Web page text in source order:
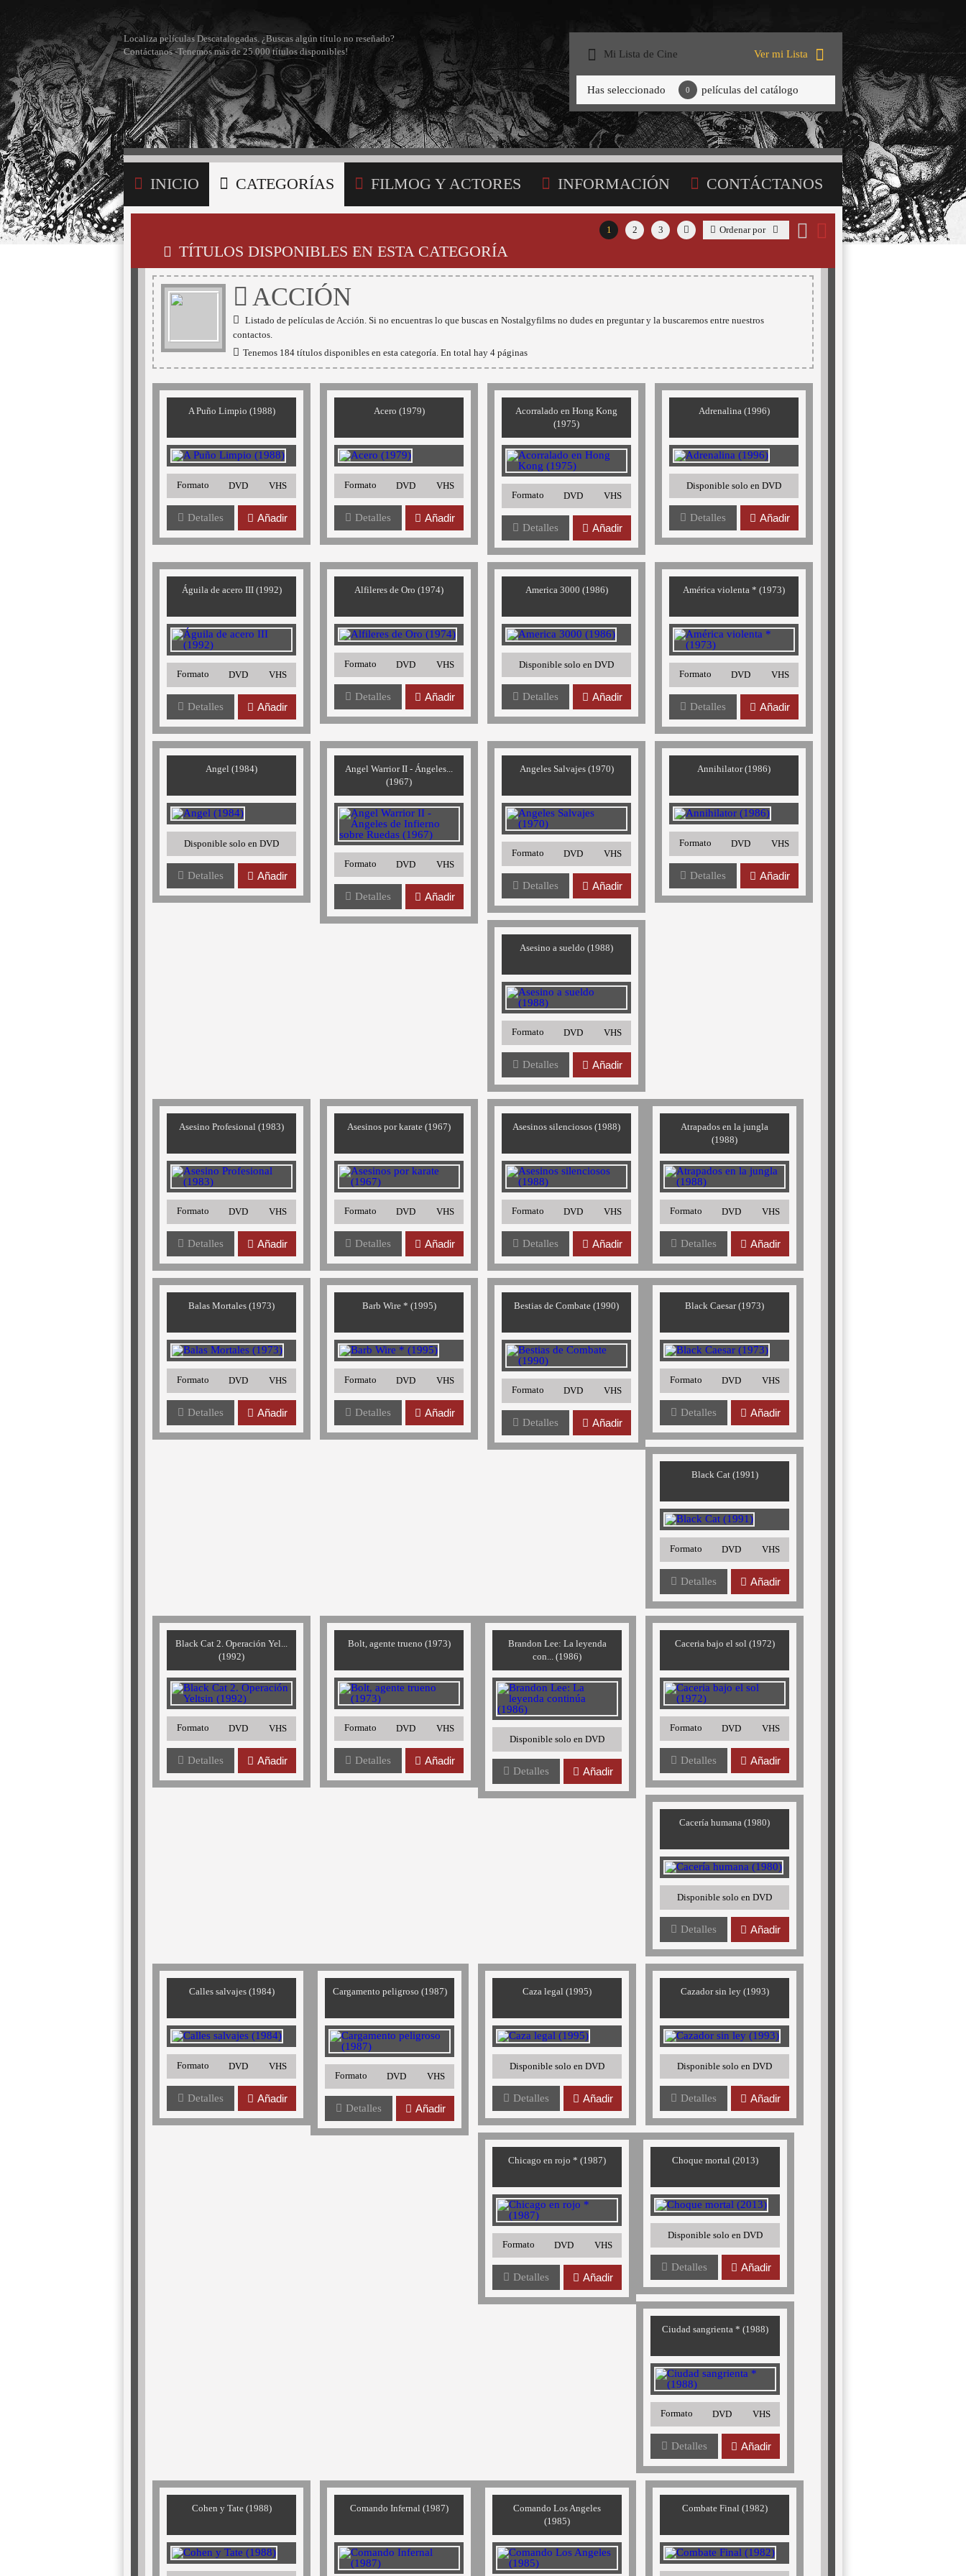
Localiza películas Descatalogadas. ¿Buscas algún título no reseñado?
Contáctanos -Tenemos más de 25.000 títulos disponibles!
Mi Lista de Cine Ver mi Lista
Has seleccionado 0 películas del catálogo
INICIO CATEGORÍAS FILMOG Y ACTORES INFORMACIÓN CONTÁCTANOS
1 2 3 Ordenar por
TÍTULOS DISPONIBLES EN ESTA CATEGORÍA
ACCIÓN
Listado de películas de Acción. Si no encuentras lo que buscas en Nostalgyfilms no dudes en preguntar y la buscaremos entre nuestros
contactos.
Tenemos 184 títulos disponibles en esta categoría. En total hay 4 páginas
A Puño Limpio (1988)
Formato DVD VHS
Detalles Añadir
Acero (1979)
Formato DVD VHS
Detalles Añadir
Acorralado en Hong Kong
(1975)
Formato DVD VHS
Detalles Añadir
Adrenalina (1996)
Disponible solo en DVD
Detalles Añadir
Águila de acero III (1992)
Formato DVD VHS
Detalles Añadir
Alfileres de Oro (1974)
Formato DVD VHS
Detalles Añadir
America 3000 (1986)
Disponible solo en DVD
Detalles Añadir
América violenta * (1973)
Formato DVD VHS
Detalles Añadir
Angel (1984)
Disponible solo en DVD
Detalles Añadir
Angel Warrior II - Ángeles...
(1967)
Formato DVD VHS
Detalles Añadir
Angeles Salvajes (1970)
Formato DVD VHS
Detalles Añadir
Annihilator (1986)
Formato DVD VHS
Detalles Añadir
Asesino a sueldo (1988)
Formato DVD VHS
Detalles Añadir
Asesino Profesional (1983)
Formato DVD VHS
Detalles Añadir
Asesinos por karate (1967)
Formato DVD VHS
Detalles Añadir
Asesinos silenciosos (1988)
Formato DVD VHS
Detalles Añadir
Atrapados en la jungla
(1988)
Formato DVD VHS
Detalles Añadir
Balas Mortales (1973)
Formato DVD VHS
Detalles Añadir
Barb Wire * (1995)
Formato DVD VHS
Detalles Añadir
Bestias de Combate (1990)
Formato DVD VHS
Detalles Añadir
Black Caesar (1973)
Formato DVD VHS
Detalles Añadir
Black Cat (1991)
Formato DVD VHS
Detalles Añadir
Black Cat 2. Operación Yel...
(1992)
Formato DVD VHS
Detalles Añadir
Bolt, agente trueno (1973)
Formato DVD VHS
Detalles Añadir
Brandon Lee: La leyenda
con... (1986)
Disponible solo en DVD
Detalles Añadir
Caceria bajo el sol (1972)
Formato DVD VHS
Detalles Añadir
Cacería humana (1980)
Disponible solo en DVD
Detalles Añadir
Calles salvajes (1984)
Formato DVD VHS
Detalles Añadir
Cargamento peligroso (1987)
Formato DVD VHS
Detalles Añadir
Caza legal (1995)
Disponible solo en DVD
Detalles Añadir
Cazador sin ley (1993)
Disponible solo en DVD
Detalles Añadir
Chicago en rojo * (1987)
Formato DVD VHS
Detalles Añadir
Choque mortal (2013)
Disponible solo en DVD
Detalles Añadir
Ciudad sangrienta * (1988)
Formato DVD VHS
Detalles Añadir
Cohen y Tate (1988) Comando Infernal (1987)
Comando Los Angeles
(1985)
Combate Final (1982)